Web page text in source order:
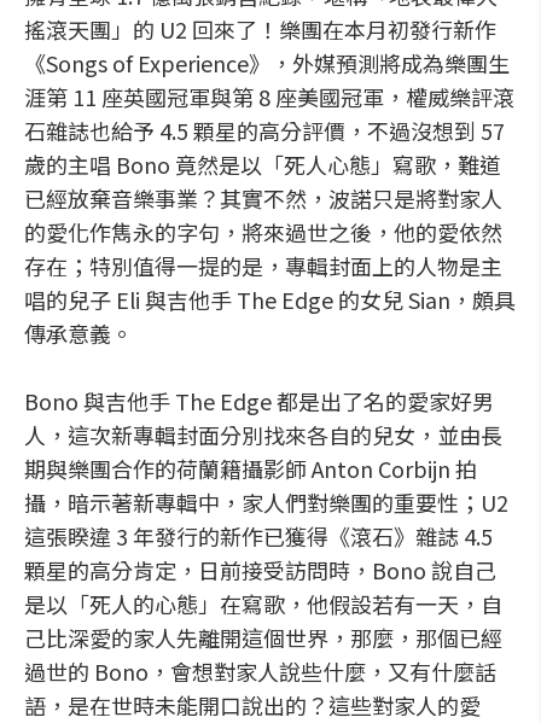
搖滾天團」的 U2 回來了！樂團在本月初發行新作
《Songs of Experience》，外媒預測將成為樂團生
涯第 11 座英國冠軍與第 8 座美國冠軍，權威樂評滾
石雜誌也給予 4.5 顆星的高分評價，不過沒想到 57
歲的主唱 Bono 竟然是以「死人心態」寫歌，難道
已經放棄音樂事業？其實不然，波諾只是將對家人
的愛化作雋永的字句，將來過世之後，他的愛依然
存在；特別值得一提的是，專輯封面上的人物是主
唱的兒子 Eli 與吉他手 The Edge 的女兒 Sian，頗具
傳承意義。
Bono 與吉他手 The Edge 都是出了名的愛家好男
人，這次新專輯封面分別找來各自的兒女，並由長
期與樂團合作的荷蘭籍攝影師 Anton Corbijn 拍
攝，暗示著新專輯中，家人們對樂團的重要性；U2
這張睽違 3 年發行的新作已獲得《滾石》雜誌 4.5
顆星的高分肯定，日前接受訪問時，Bono 說自己
是以「死人的心態」在寫歌，他假設若有一天，自
己比深愛的家人先離開這個世界，那麼，那個已經
過世的 Bono，會想對家人說些什麼，又有什麼話
語，是在世時未能開口說出的？這些對家人的愛